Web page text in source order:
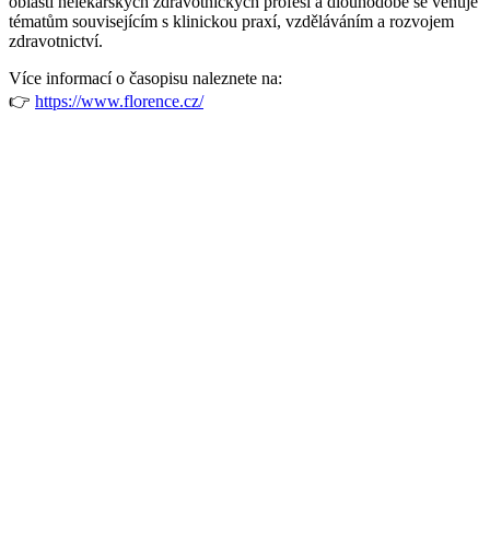
tématům souvisejícím s klinickou praxí, vzděláváním a rozvojem
zdravotnictví.
Více informací o časopisu naleznete na:
👉 https://www.florence.cz/